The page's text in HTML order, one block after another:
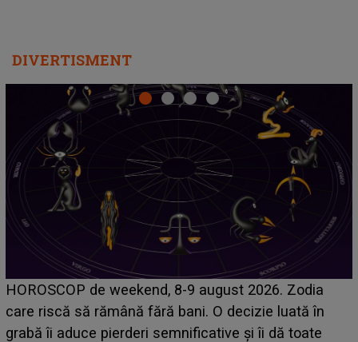
DIVERTISMENT
Emanuel a ținut ACEST DETALIU ASCUNS până
acum! În fața Alexandrei, concurentul din Casa Iubirii
face o MĂRTURISIRE NEAȘTEPTATĂ despre mama